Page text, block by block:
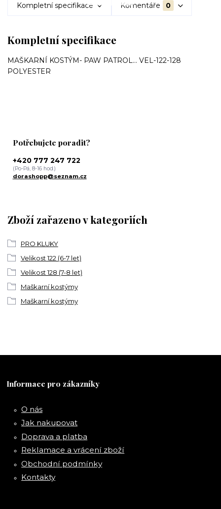
Kompletní specifikace Komentáře 0
Kompletní specifikace
MAŠKARNÍ KOSTÝM- PAW PATROL... VEL-122-128
POLYESTER
Zboží zařazeno v kategoriích
PRO KLUKY
Velikost 122 (6-7 let)
Velikost 128 (7-8 let)
Maškarní kostýmy
Maškarní kostýmy
Potřebujete poradit?
+420 777 247 722
(Po-Pá, 8-16 hod.)
dorashopp@seznam.cz
Informace pro zákazníky
O nás
Jak nakupovat
Doprava a platba
Reklamace a vrácení zboží
Obchodní podmínky
Kontakty